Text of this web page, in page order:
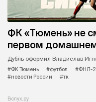
ФК «Тюмень» не
первом
Дубль оформил Владислав
#ФК Тюмень
#футбол #ФНЛ-2
#новости России
#тк
Вслух.ру